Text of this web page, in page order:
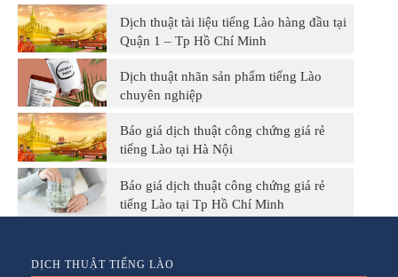
Dịch thuật tài liệu tiếng Lào hàng đầu tại
Quận 1 – Tp Hồ Chí Minh
Dịch thuật nhãn sản phẩm tiếng Lào
chuyên nghiệp
Báo giá dịch thuật công chứng giá rẻ
tiếng Lào tại Hà Nội
Báo giá dịch thuật công chứng giá rẻ
tiếng Lào tại Tp Hồ Chí Minh
DỊCH THUẬT TIẾNG LÀO